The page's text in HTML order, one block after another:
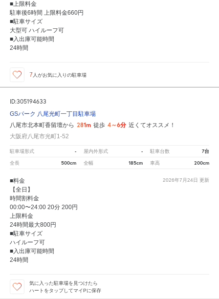
■上限料金
駐車後6時間 上限料金660円
■駐車サイズ
大型可 ハイルーフ可
■入出庫可能時間
24時間
7 人がお気に入りの駐車場
ID:305194633
GSパーク 八尾光町一丁目駐車場
八尾市北本町香留壇から 281m 徒歩 4～6分 近くてオススメ！
大阪府八尾市光町1-52
駐車場形式 - 屋内外形式 - 駐車台数 7台
全長 500cm 全幅 185cm 車高 200cm
2026年7月24日 更新
■料金
【全日】
時間割料金
00:00〜24:00 20分 200円
上限料金
24時間最大800円
■駐車サイズ
ハイルーフ可
■入出庫可能時間
24時間
気に入った駐車場を見つけたら
ハートをタップしてマイPに保存